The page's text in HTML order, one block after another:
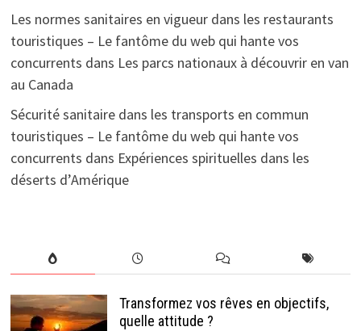
Les normes sanitaires en vigueur dans les restaurants
touristiques – Le fantôme du web qui hante vos
concurrents dans Les parcs nationaux à découvrir en van
au Canada
Sécurité sanitaire dans les transports en commun
touristiques – Le fantôme du web qui hante vos
concurrents dans Expériences spirituelles dans les
déserts d’Amérique
Transformez vos rêves en objectifs,
quelle attitude ?